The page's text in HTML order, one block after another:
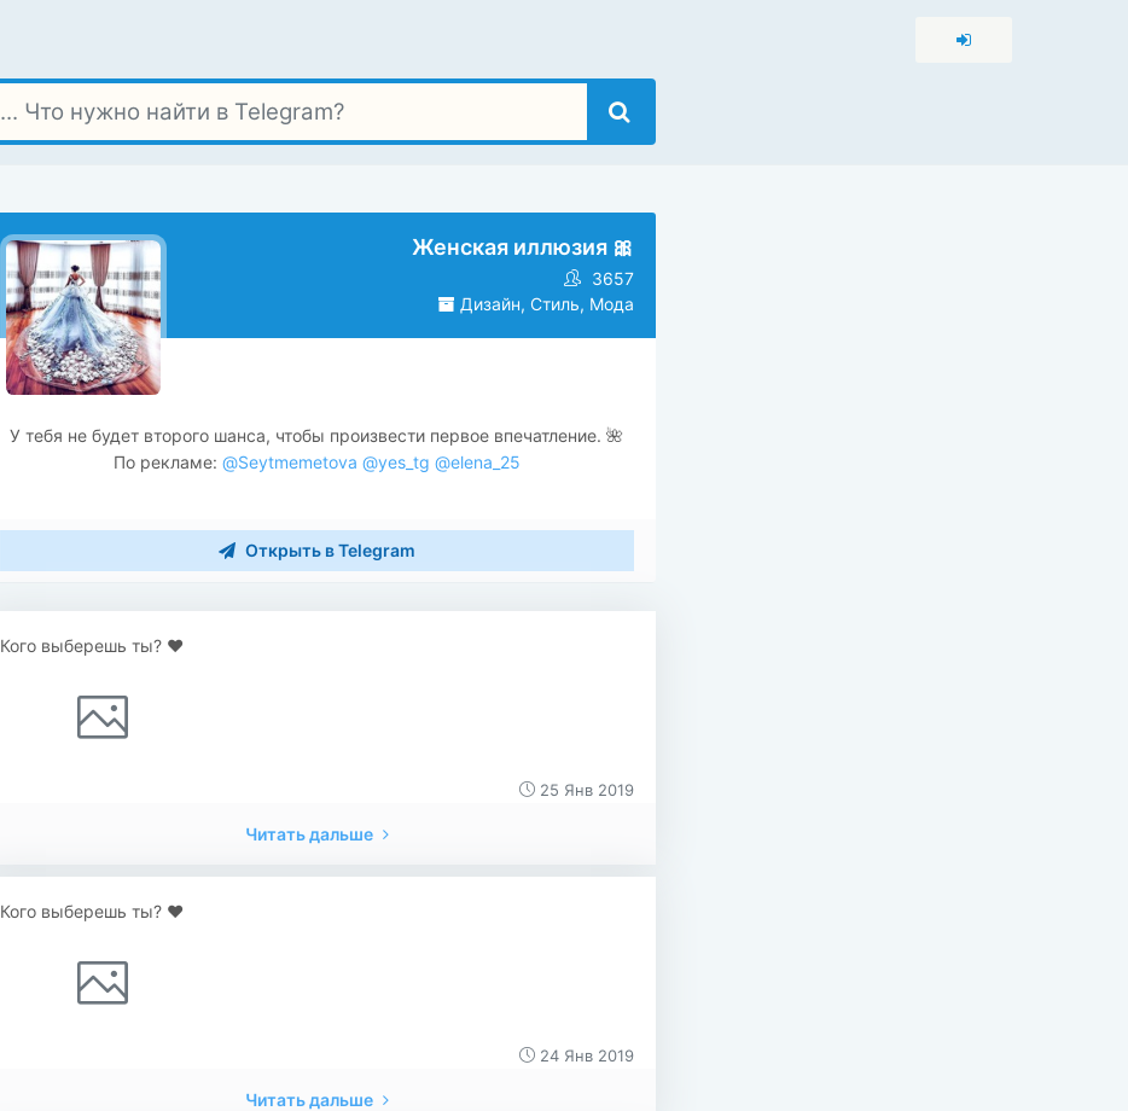
Женская иллюзия 🎀
3657
Дизайн, Стиль, Мода
У тебя не будет второго шанса, чтобы произвести первое впечатление. 🌺
По рекламе: @Seytmemetova @yes_tg @elena_25
Открыть в Telegram
Кого выберешь ты? ♥️
25 Янв 2019
Читать дальше
Кого выберешь ты? ♥️
24 Янв 2019
Читать дальше